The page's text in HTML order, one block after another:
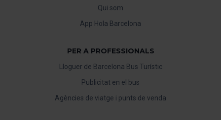
Qui som
App Hola Barcelona
PER A PROFESSIONALS
Lloguer de Barcelona Bus Turístic
Publicitat en el bus
Agències de viatge i punts de venda